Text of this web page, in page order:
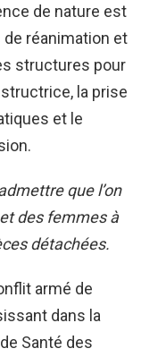
de nature est
de réanimation et
structures pour
la prise
et le
que l’on
des femmes à
détachées.
armé de
dans la
Santé des